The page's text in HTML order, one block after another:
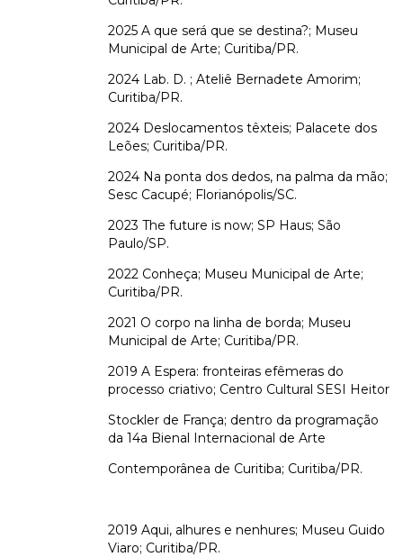
2025 A que será que se destina?; Museu
Municipal de Arte; Curitiba/PR.
2024 Lab. D. ; Ateliê Bernadete Amorim;
Curitiba/PR.
2024 Deslocamentos têxteis; Palacete dos
Leões; Curitiba/PR.
2024 Na ponta dos dedos, na palma da mão;
Sesc Cacupé; Florianópolis/SC.
2023 The future is now; SP Haus; São
Paulo/SP.
2022 Conheça; Museu Municipal de Arte;
Curitiba/PR.
2021 O corpo na linha de borda; Museu
Municipal de Arte; Curitiba/PR.
2019 A Espera: fronteiras efêmeras do
processo criativo; Centro Cultural SESI Heitor
Stockler de França; dentro da programação
da 14a Bienal Internacional de Arte
Contemporânea de Curitiba; Curitiba/PR.
2019 Aqui, alhures e nenhures; Museu Guido
Viaro; Curitiba/PR.